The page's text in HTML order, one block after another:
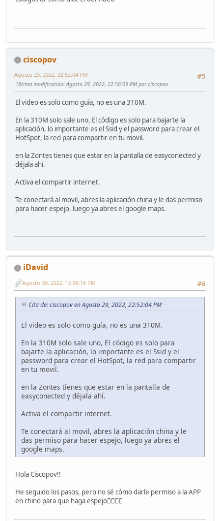
ciscopov
#5
Agosto 29, 2022, 22:52:04 PM
Ultima modificación: Agosto 29, 2022, 22:56:09 PM por ciscopov
El video es solo como guía, no es una 310M.
En la 310M solo sale uno, El código es solo para bajarte la
aplicación, lo importante es el Ssid y el password para crear el
HotSpot, la red para compartir en tu movil.
en la Zontes tienes que estar en la pantalla de easyconected y
déjala ahí.
Activa el compartir internet.
Te conectará al movil, abres la aplicación china y le das permiso
para hacer espejo, luego ya abres el google maps.
iDavid
#6
Agosto 30, 2022, 15:00:16 PM
Cita de: ciscopov en Agosto 29, 2022, 22:52:04 PM
El video es solo como guía, no es una 310M.
En la 310M solo sale uno, El código es solo para
bajarte la aplicación, lo importante es el Ssid y el
password para crear el HotSpot, la red para compartir
en tu movil.
en la Zontes tienes que estar en la pantalla de
easyconected y déjala ahí.
Activa el compartir internet.
Te conectará al movil, abres la aplicación china y le
das permiso para hacer espejo, luego ya abres el
google maps.
Hola Ciscopov!!
He seguido los pasos, pero no sé cómo darle permiso a la APP
en chino para que haga espejo😵‍💫😵‍💫